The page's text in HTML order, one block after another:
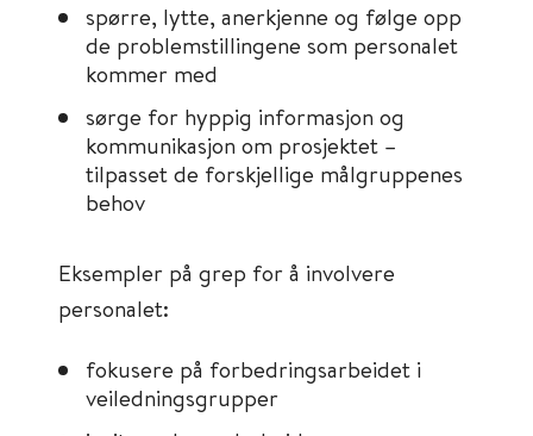
spørre, lytte, anerkjenne og følge opp
de problemstillingene som personalet
kommer med
sørge for hyppig informasjon og
kommunikasjon om prosjektet –
tilpasset de forskjellige målgruppenes
behov
Eksempler på grep for å involvere
personalet:
fokusere på forbedringsarbeidet i
veiledningsgrupper